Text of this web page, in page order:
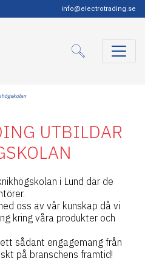
info@electrotrading.se
UTBILDAR
i Lund där de
oss av vår kunskap då vi
kring våra produkter och
sådant engagemang från
på branschens framtid!